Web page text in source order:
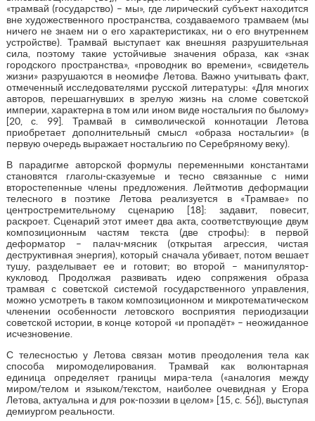
«трамвай (государство) – мы», где лирический субъект находится
вне художественного пространства, создаваемого трамваем (мы
ничего не знаем ни о его характеристиках, ни о его внутреннем
устройстве). Трамвай выступает как внешняя разрушительная
сила, поэтому такие устойчивые значения образа, как «знак
городского пространства», «проводник во времени», «свидетель
жизни» разрушаются в неомифе Летова. Важно учитывать факт,
отмеченный исследователями русской литературы: «Для многих
авторов, перешагнувших в зрелую жизнь на сломе советской
империи, характерна в том или ином виде ностальгия по былому»
[20, с. 99]. Трамвай в символической коннотации Летова
приобретает дополнительный смысл «образа ностальгии» (в
первую очередь выражает ностальгию по Серебряному веку).
В парадигме авторской формулы переменными константами
становятся глаголы-сказуемые и тесно связанные с ними
второстепенные члены предложения. Лейтмотив деформации
телесного в поэтике Летова реализуется в «Трамвае» по
центростремительному сценарию [18]: задавит, повесит,
раскроет. Сценарий этот имеет два акта, соответствующие двум
композиционным частям текста (две строфы): в первой
деформатор – палач-мясник (открытая агрессия, чистая
деструктивная энергия), который сначала убивает, потом вешает
тушу, разделывает ее и готовит; во второй – манипулятор-
кукловод. Продолжая развивать идею сопряжения образа
трамвая с советской системой государственного управления,
можно усмотреть в таком композиционном и микротематическом
членении особенности летовского восприятия периодизации
советской истории, в конце которой «и пропадёт» – неожиданное
исчезновение.
С телесностью у Летова связан мотив преодоления тела как
способа миромоделирования. Трамвай как волюнтарная
единица определяет границы мира-тела («аналогия между
миром/телом и языком/текстом, наиболее очевидная у Егора
Летова, актуальна и для рок-поэзии в целом» [15, с. 56]), выступая
демиургом реальности.